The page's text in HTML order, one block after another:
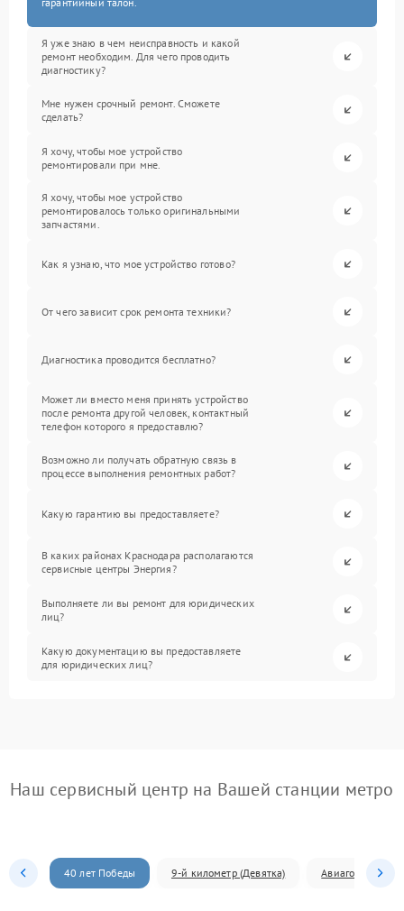
Я уже знаю в чем неисправность и какой
ремонт необходим. Для чего проводить
диагностику?
Мне нужен срочный ремонт. Сможете
сделать?
Я хочу, чтобы мое устройство
ремонтировали при мне.
Я хочу, чтобы мое устройство
ремонтировалось только оригинальными
запчастями.
Как я узнаю, что мое устройство готово?
От чего зависит срок ремонта техники?
Диагностика проводится бесплатно?
Может ли вместо меня принять устройство
после ремонта другой человек, контактный
телефон которого я предоставлю?
Возможно ли получать обратную связь в
процессе выполнения ремонтных работ?
Какую гарантию вы предоставляете?
В каких районах Краснодара располагаются
сервисные центры Энергия?
Выполняете ли вы ремонт для юридических
лиц?
Какую документацию вы предоставляете
для юридических лиц?
Наш сервисный центр на Вашей станции метро
40 лет Победы 9-й километр (Девятка) Авиагородок